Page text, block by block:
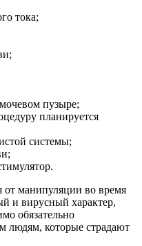
тока;
пузыре;
планируется
системы;
от манипуляции во время
и вирусный характер,
обязательно
людям, которые страдают